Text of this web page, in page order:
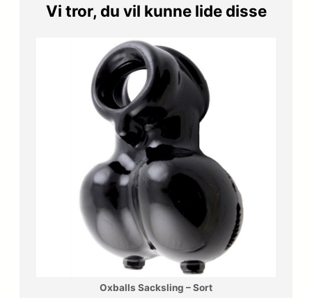
9
9
,
0
0
k
r
.
5
Vi tror, du vil kunne lide disse
Oxballs Sacksling – Sort